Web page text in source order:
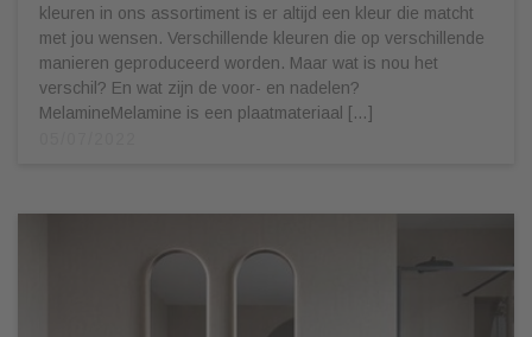
kleuren in ons assortiment is er altijd een kleur die matcht
met jou wensen. Verschillende kleuren die op verschillende
manieren geproduceerd worden. Maar wat is nou het
verschil? En wat zijn de voor- en nadelen?
MelamineMelamine is een plaatmateriaal […]